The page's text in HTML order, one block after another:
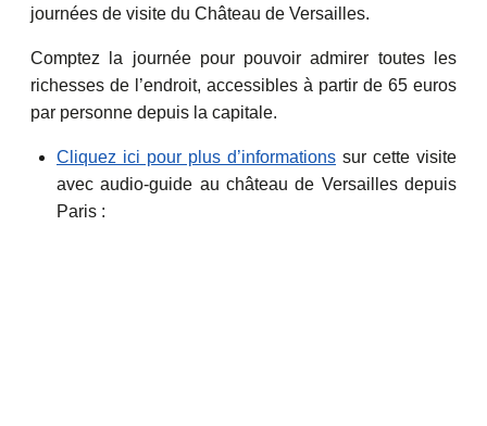
journées de visite du Château de Versailles.
Comptez la journée pour pouvoir admirer toutes les
richesses de l’endroit, accessibles à partir de 65 euros
par personne depuis la capitale.
Cliquez ici pour plus d’informations sur cette visite
avec audio-guide au château de Versailles depuis
Paris :